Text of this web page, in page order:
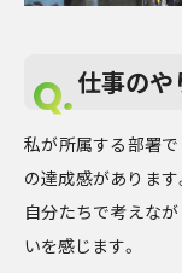
仕事のや
私が所属する部署
の達成感がありま
自分たちで考えな
いを感じます。